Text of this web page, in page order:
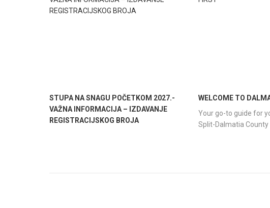
STUPA NA SNAGU POČETKOM 2027.-
VAŽNA INFORMACIJA – IZDAVANJE
REGISTRACIJSKOG BROJA
WELCOME TO
Your go-to guide for
Split-Dalmatia County